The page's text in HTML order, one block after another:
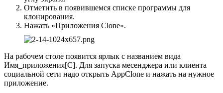
Отметить в появившемся списке программы для
клонирования.
Нажать «Приложения Clone».
На рабочем столе появится ярлык с названием вида
Имя_приложения[C]. Для запуска месенджера или клиента
социальной сети надо открыть AppClone и нажать на нужное
приложение.